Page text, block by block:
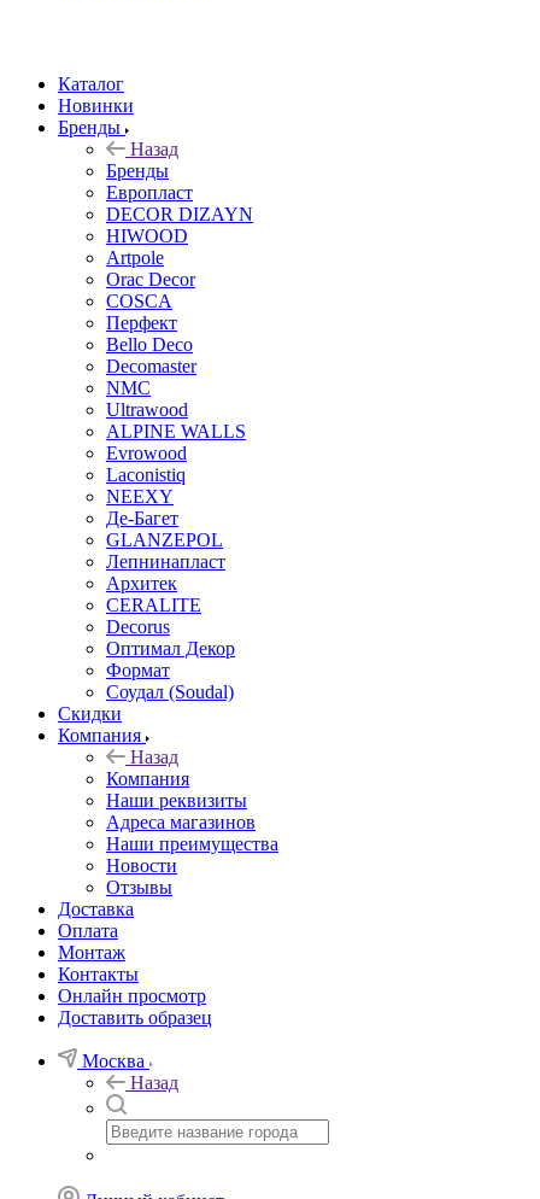
Каталог
Новинки
Бренды
Назад
Бренды
Европласт
DECOR DIZAYN
HIWOOD
Artpole
Orac Decor
COSCA
Перфект
Bello Deco
Decomaster
NMС
Ultrawood
ALPINE WALLS
Evrowood
Laconistiq
NEEXY
Де-Багет
GLANZEPOL
Лепнинапласт
Архитек
CERALITE
Decorus
Оптимал Декор
Формат
Соудал (Soudal)
Скидки
Компания
Назад
Компания
Наши реквизиты
Адреса магазинов
Наши преимущества
Новости
Отзывы
Доставка
Оплата
Монтаж
Контакты
Онлайн просмотр
Доставить образец
Москва
Назад